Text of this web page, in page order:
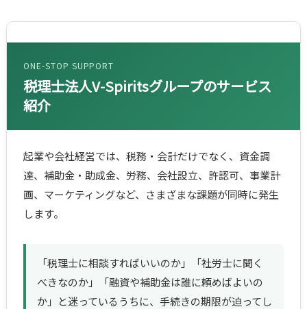
ONE-STOP SUPPORT
税理士法人V-Spiritsグループのサービス
紹介
起業や会社経営では、税務・会計だけでなく、資金調
達、補助金・助成金、労務、会社設立、許認可、事業計
画、マーケティングなど、さまざまな課題が同時に発生
します。
「税理士に相談すればいいのか」「社労士に聞く
べきなのか」「融資や補助金は誰に頼めばよいの
か」と迷っているうちに、手続きの期限が迫ってし